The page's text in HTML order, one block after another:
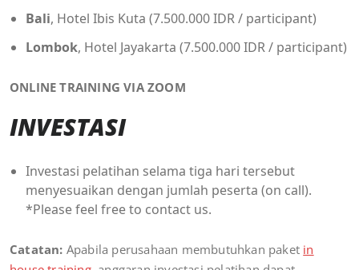
Bali, Hotel Ibis Kuta (7.500.000 IDR / participant)
Lombok, Hotel Jayakarta (7.500.000 IDR / participant)
ONLINE TRAINING VIA ZOOM
INVESTASI
Investasi pelatihan selama tiga hari tersebut
menyesuaikan dengan jumlah peserta (on call).
*Please feel free to contact us.
Catatan: Apabila perusahaan membutuhkan paket in